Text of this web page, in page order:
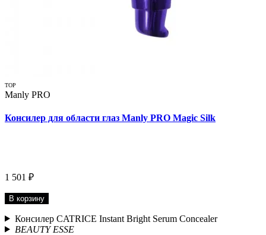
TOP
Manly PRO
Консилер для области глаз Manly PRO Magic Silk
1 501 ₽
В корзину
Консилер CATRICE Instant Bright Serum Concealer
BEAUTY ESSE